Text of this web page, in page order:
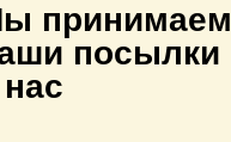
принимаем
посылки